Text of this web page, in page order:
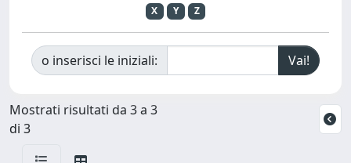
X
Y Z
o inserisci le iniziali:
Mostrati risultati da 3 a 3
di 3